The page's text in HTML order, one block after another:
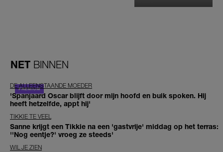
NET BINNEN
DE ALLEENSTAANDE MOEDER
'Spanjaard Oscar blijft door mijn hoofd en buik spoken. Hij
heeft hetzelfde, appt hij'
TIKKIE TE VEEL
Sanne krijgt een Tikkie na een 'gastvrije' middag op het terras:
''Nog eentje?' vroeg ze steeds'
WIL JE ZIEN